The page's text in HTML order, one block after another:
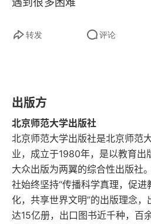
社会主义市场经济体制与教育
市场经济与教育改革
教育必须为社会主义现代化服
结合
教育改革和持续发展的有力保
转发 评论
出版方
北京师范大学出版社
北京师范大学出版社是北京师范
业，成立于1980年，是以教育出
大众出版为两翼的综合性出版社
社始终坚持“传播科学真理，促进
化，共享世界文明”的出版理念
达15亿册，出口图书近千种，百